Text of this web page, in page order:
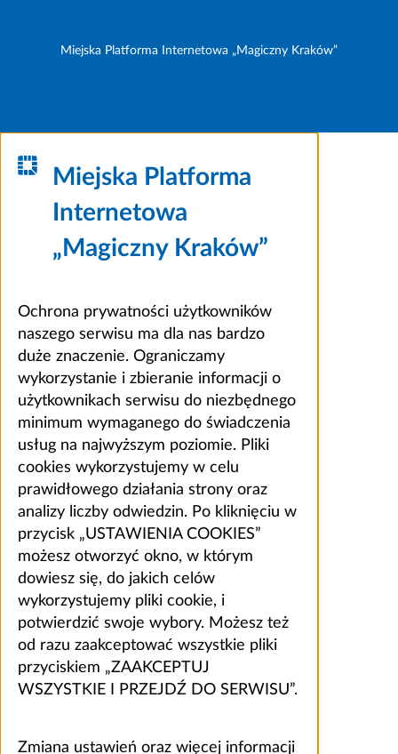
Miejska Platforma Internetowa „Magiczny Kraków”
Miejska Platforma
Internetowa
„Magiczny Kraków”
Ochrona prywatności użytkowników
naszego serwisu ma dla nas bardzo
duże znaczenie. Ograniczamy
wykorzystanie i zbieranie informacji o
użytkownikach serwisu do niezbędnego
minimum wymaganego do świadczenia
usług na najwyższym poziomie. Pliki
cookies wykorzystujemy w celu
prawidłowego działania strony oraz
analizy liczby odwiedzin. Po kliknięciu w
przycisk „USTAWIENIA COOKIES”
możesz otworzyć okno, w którym
dowiesz się, do jakich celów
wykorzystujemy pliki cookie, i
potwierdzić swoje wybory. Możesz też
od razu zaakceptować wszystkie pliki
przyciskiem „ZAAKCEPTUJ
WSZYSTKIE I PRZEJDŹ DO SERWISU”.
Zmiana ustawień oraz więcej informacji